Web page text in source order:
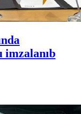
imzalanıb